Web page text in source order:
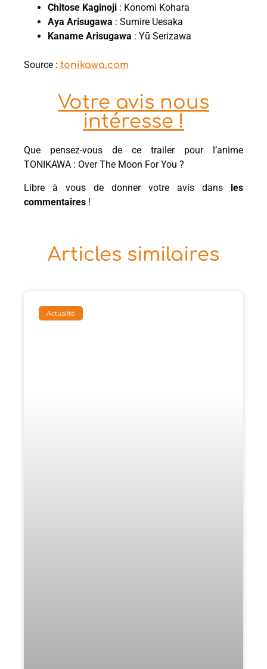
Chitose Kaginoji : Konomi Kohara
Aya Arisugawa : Sumire Uesaka
Kaname Arisugawa : Yū Serizawa
Source : tonikawa.com
Votre avis nous
intéresse !
Que pensez-vous de ce trailer pour l’anime
TONIKAWA : Over The Moon For You ?
Libre à vous de donner votre avis dans
les
commentaires !
Articles similaires
Actualité